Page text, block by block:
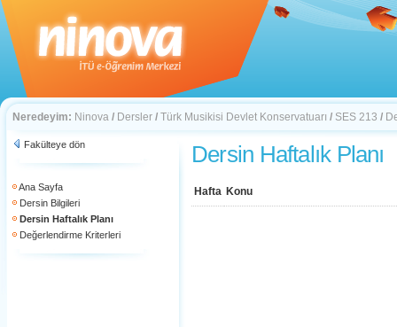
Neredeyim: Ninova / Dersler / Türk Musikisi Devlet Konservatuarı / SES 213 /
Fakülteye dön
Ana Sayfa
Dersin Bilgileri
Dersin Haftalık Planı
Değerlendirme Kriterleri
Dersin Haftalık Planı
Hafta Konu